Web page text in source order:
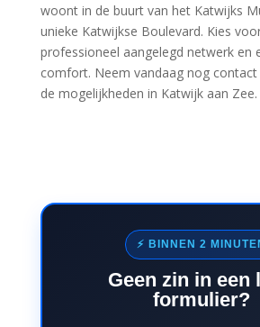
woont in de buurt van het Katwijks
unieke Katwijkse Boulevard. Kies
professioneel aangelegd netwerk en
comfort. Neem vandaag nog
de mogelijkheden in Katwijk aan Zee.
⚡ BINNEN 2
Geen zin in een
formulier?